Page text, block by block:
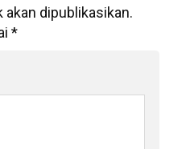
akan dipublikasikan.
*